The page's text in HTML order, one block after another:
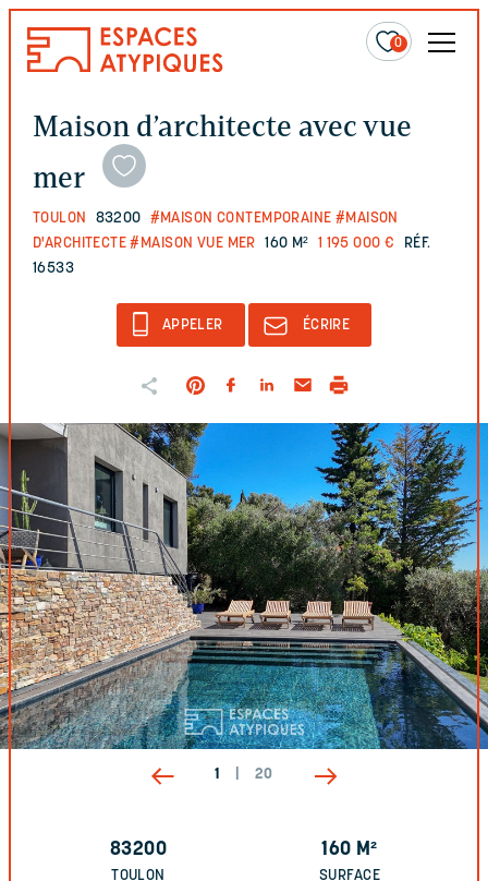
0
Maison d’architecte avec vue
mer
TOULON 83200 #MAISON CONTEMPORAINE #MAISON
D'ARCHITECTE #MAISON VUE MER 160 M² 1 195 000 €
RÉF.
16533
APPELER ÉCRIRE
1 20
83200
TOULON
160 M²
SURFACE